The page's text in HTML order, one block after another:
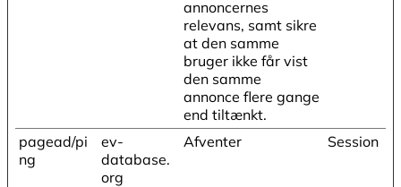
annoncernes
relevans, samt sikre
at den samme
bruger ikke får vist
den samme
annonce flere gange
end tiltænkt.
pagead/pi
ng
ev-
database.
org
Afventer Session